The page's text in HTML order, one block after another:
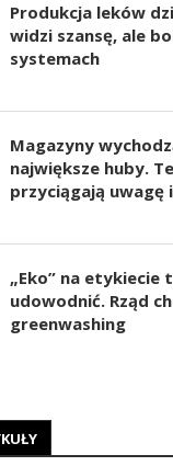
Produkcja leków
widzi szansę, ale
systemach
Magazyny
największe huby.
przyciągają
„Eko” na etykiecie
udowodnić. Rząd
greenwashing